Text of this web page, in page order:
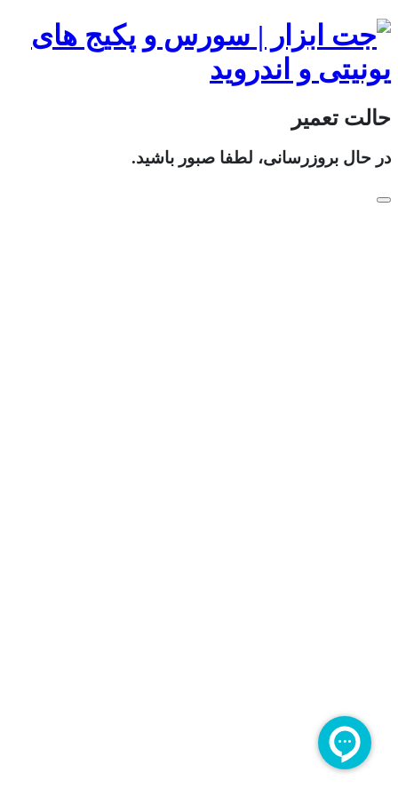
حالت تعمیر
در حال بروزرسانی، لطفا صبور باشید.